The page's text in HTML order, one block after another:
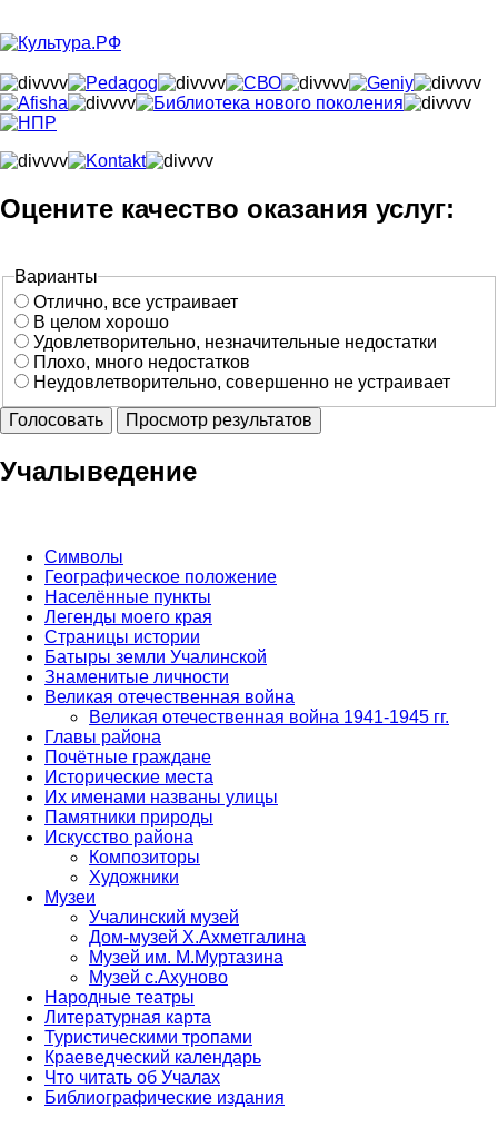
Оцените качество оказания услуг:
Варианты
Отлично, все устраивает
В целом хорошо
Удовлетворительно, незначительные недостатки
Плохо, много недостатков
Неудовлетворительно, совершенно не устраивает
Учалыведение
Символы
Географическое положение
Населённые пункты
Легенды моего края
Страницы истории
Батыры земли Учалинской
Знаменитые личности
Великая отечественная война
Великая отечественная война 1941-1945 гг.
Главы района
Почётные граждане
Исторические места
Их именами названы улицы
Памятники природы
Искусство района
Композиторы
Художники
Музеи
Учалинский музей
Дом-музей Х.Ахметгалина
Музей им. М.Муртазина
Музей с.Ахуново
Народные театры
Литературная карта
Туристическими тропами
Краеведческий календарь
Что читать об Учалах
Библиографические издания